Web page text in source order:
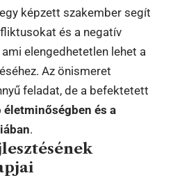
képzett szakember segít
és a negatív
elengedhetetlen lehet a
Az önismeret
feladat, de a befektetett
életminőségben és a
.